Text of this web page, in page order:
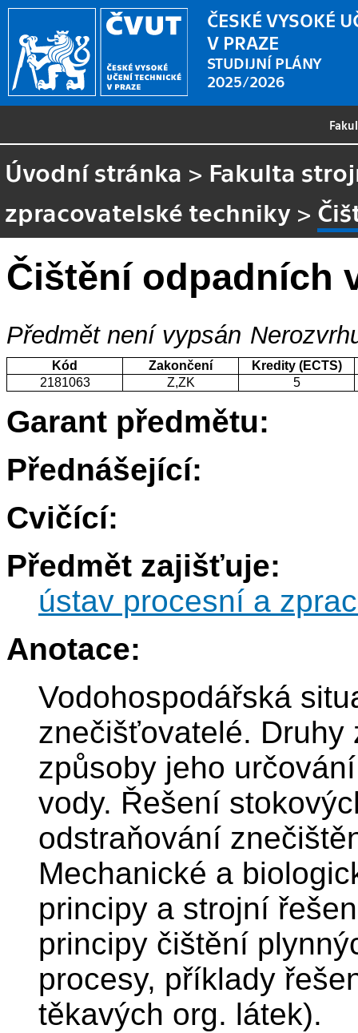
ČESKÉ VYSOKÉ
V PRAZE
STUDIJNÍ PLÁNY
2025/2026
Úvodní stránka > Fakulta
zpracovatelské techniky >
Čištění odpadních
Předmět není vypsán
Kód Zakončení
Kredity (ECTS)
2181063
Z,ZK 5
Garant předmětu:
Přednášející:
Cvičící:
Předmět zajišťuje:
ústav procesní a
Anotace:
Vodohospodářská
znečišťovatelé.
způsoby jeho
vody. Řešení
odstraňování
Mechanické a
principy a strojní
principy čištění
procesy, příklady
těkavých org. látek).